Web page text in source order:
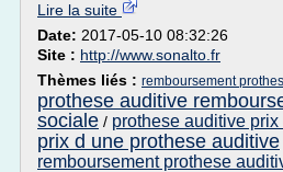
Lire la suite
Date: 2017-05-10 08:32:26
Site : http://www.sonalto.fr
Thèmes liés : remboursement
prothese auditive
sociale / prothese auditive
prix d une prothese auditive
remboursement prothese